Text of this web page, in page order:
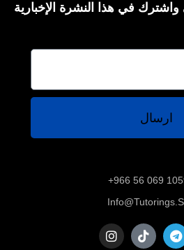
واشترك في هذا النشرة الإخبارية
ارسال
1059 069 56